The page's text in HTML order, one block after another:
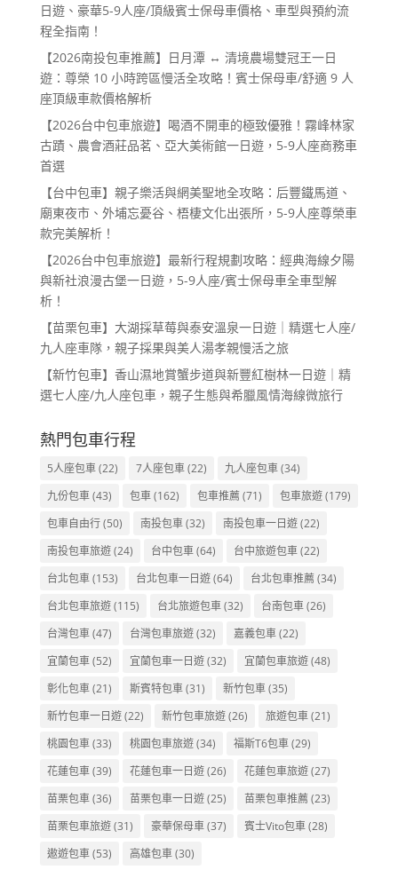
日遊、豪華5-9人座/頂級賓士保母車價格、車型與預約流
程全指南！
【2026南投包車推薦】日月潭 ↔ 清境農場雙冠王一日
遊：尊榮 10 小時跨區慢活全攻略！賓士保母車/舒適 9 人
座頂級車款價格解析
【2026台中包車旅遊】喝酒不開車的極致優雅！霧峰林家
古蹟、農會酒莊品茗、亞大美術館一日遊，5-9人座商務車
首選
【台中包車】親子樂活與網美聖地全攻略：后豐鐵馬道、
廟東夜市、外埔忘憂谷、梧棲文化出張所，5-9人座尊榮車
款完美解析！
【2026台中包車旅遊】最新行程規劃攻略：經典海線夕陽
與新社浪漫古堡一日遊，5-9人座/賓士保母車全車型解
析！
【苗栗包車】大湖採草莓與泰安溫泉一日遊｜精選七人座/
九人座車隊，親子採果與美人湯孝親慢活之旅
【新竹包車】香山濕地賞蟹步道與新豐紅樹林一日遊｜精
選七人座/九人座包車，親子生態與希臘風情海線微旅行
熱門包車行程
5人座包車(22) 7人座包車(22) 九人座包車(34)
九份包車(43) 包車(162) 包車推薦(71) 包車旅遊(179)
包車自由行(50) 南投包車(32) 南投包車一日遊(22)
南投包車旅遊(24) 台中包車(64) 台中旅遊包車(22)
台北包車(153) 台北包車一日遊(64) 台北包車推薦(34)
台北包車旅遊(115) 台北旅遊包車(32) 台南包車(26)
台灣包車(47) 台灣包車旅遊(32) 嘉義包車(22)
宜蘭包車(52) 宜蘭包車一日遊(32) 宜蘭包車旅遊(48)
彰化包車(21) 斯賓特包車(31) 新竹包車(35)
新竹包車一日遊(22) 新竹包車旅遊(26) 旅遊包車(21)
桃園包車(33) 桃園包車旅遊(34) 福斯T6包車(29)
花蓮包車(39) 花蓮包車一日遊(26) 花蓮包車旅遊(27)
苗栗包車(36) 苗栗包車一日遊(25) 苗栗包車推薦(23)
苗栗包車旅遊(31) 豪華保母車(37) 賓士Vito包車(28)
遨遊包車(53) 高雄包車(30)